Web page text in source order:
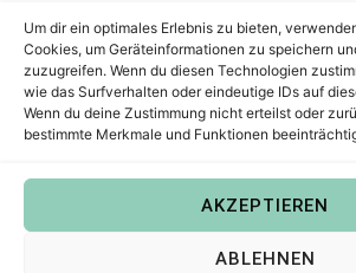
Um dir ein optimales Erlebnis zu bieten,
Cookies, um Geräteinformationen zu speichern
zuzugreifen. Wenn du diesen Technologien
wie das Surfverhalten oder eindeutige IDs auf
Wenn du deine Zustimmung nicht erteilst oder
bestimmte Merkmale und Funktionen
AKZEPTIEREN
ABLEHNEN
Copyright © 2022Steffis Kreativkiste
Digistamps und Freebies in SVG, PNG,